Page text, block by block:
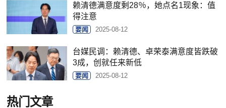
赖清德满意度剩28％，她点名1现象：值
得注意
要闻 2025-08-12
台媒民调：赖清德、卓荣泰满意度皆跌破
3成，创就任来新低
要闻 2025-08-12
热门文章